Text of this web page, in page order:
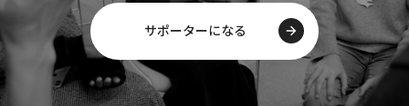
サポーターになる